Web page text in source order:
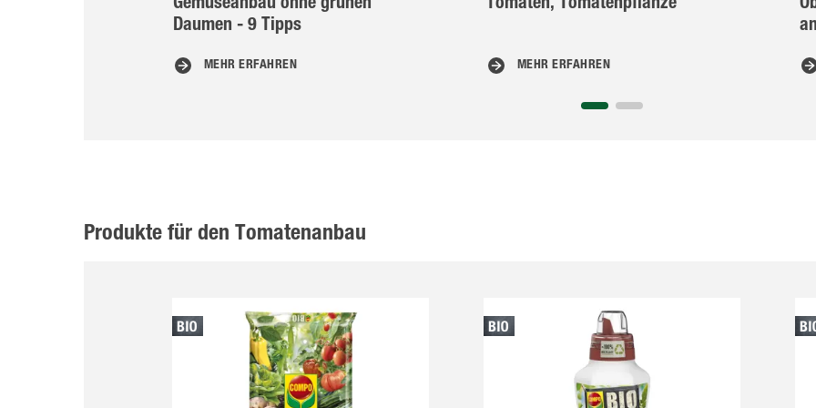
Gemüseanbau ohne grünen
Daumen - 9 Tipps
MEHR ERFAHREN
Tomaten, Tomatenpflanze
MEHR ERFAHREN
Produkte für den Tomatenanbau